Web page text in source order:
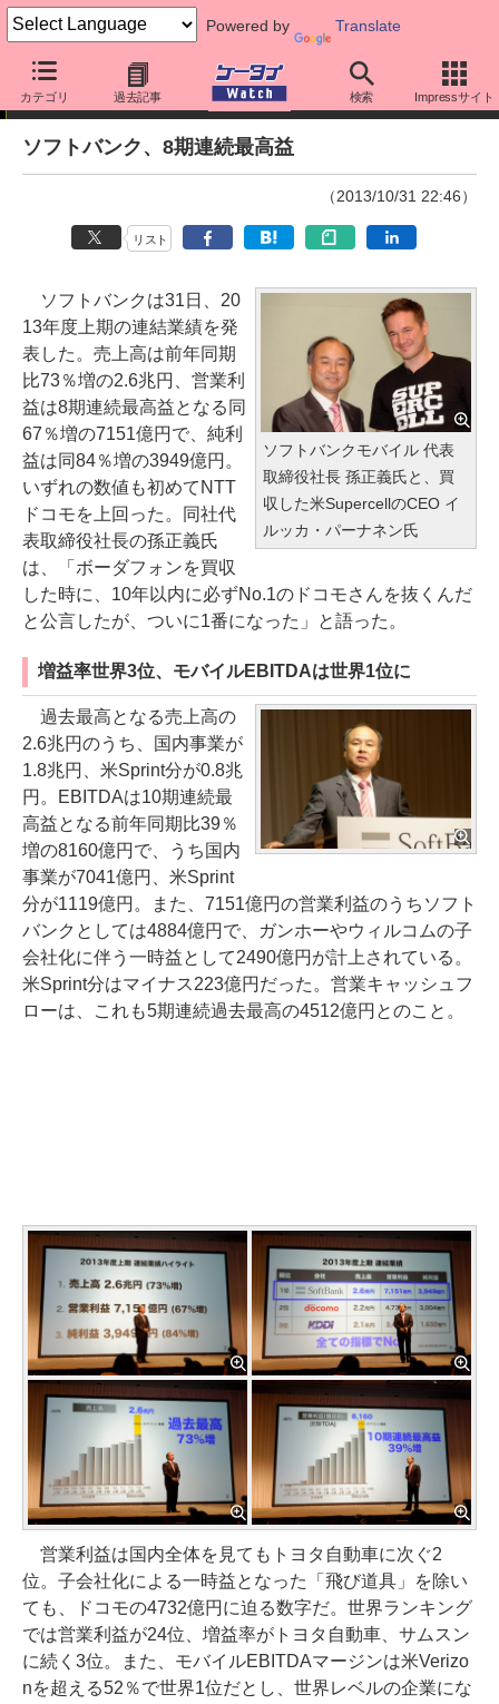
Powered by Translate
カテゴリ 過去記事 検索 Impressサイト
ニュース
ソフトバンク、8期連続最高益
（2013/10/31 22:46）
リスト
ソフトバンクモバイル 代表
取締役社長 孫正義氏と、買
収した米SupercellのCEO イ
ルッカ・パーナネン氏
ソフトバンクは31日、20
13年度上期の連結業績を発
表した。売上高は前年同期
比73％増の2.6兆円、営業利
益は8期連続最高益となる同
67％増の7151億円で、純利
益は同84％増の3949億円。
いずれの数値も初めてNTT
ドコモを上回った。同社代
表取締役社長の孫正義氏
は、「ボーダフォンを買収
した時に、10年以内に必ずNo.1のドコモさんを抜くんだ
と公言したが、ついに1番になった」と語った。
増益率世界3位、モバイルEBITDAは世界1位に
過去最高となる売上高の
2.6兆円のうち、国内事業が
1.8兆円、米Sprint分が0.8兆
円。EBITDAは10期連続最
高益となる前年同期比39％
増の8160億円で、うち国内
事業が7041億円、米Sprint
分が1119億円。また、7151億円の営業利益のうちソフト
バンクとしては4884億円で、ガンホーやウィルコムの子
会社化に伴う一時益として2490億円が計上されている。
米Sprint分はマイナス223億円だった。営業キャッシュフ
ローは、これも5期連続過去最高の4512億円とのこと。
営業利益は国内全体を見てもトヨタ自動車に次ぐ2
位。子会社化による一時益となった「飛び道具」を除い
ても、ドコモの4732億円に迫る数字だ。世界ランキング
では営業利益が24位、増益率がトヨタ自動車、サムスン
に続く3位。また、モバイルEBITDAマージンは米Verizo
nを超える52％で世界1位だとし、世界レベルの企業にな